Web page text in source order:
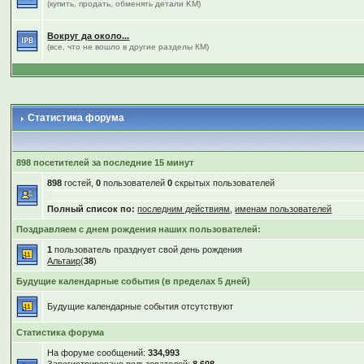
(купить, продать, обменять детали KM)
Вокруг да около...
(все, что не вошло в другие разделы КМ)
Статистика форума
898 посетителей за последние 15 минут
898 гостей,0 пользователей0 скрытых пользователей
Полный список по: последним действиям ,именам пользователей
Поздравляем с днем рождения наших пользователей:
1 пользователь празднует свой день рождения
Альтаир(38)
Будущие календарные события (в пределах 5 дней)
Будущие календарные события отсутствуют
Статистика форума
На форуме сообщений:334,993